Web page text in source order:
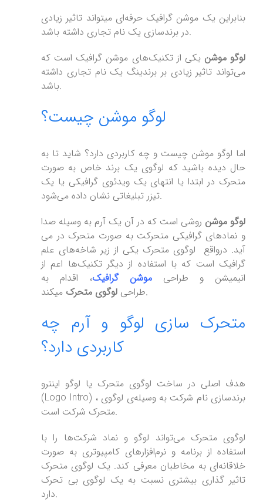
بنابراین یک موشن گرافیک حرفه‌ای میتواند تاثیر زیادی
در برندسازی یک نام تجاری داشته باشد.
لوگو موشن یکی از تکنیک‌های موشن گرافیک است که
می‌تواند تاثیر زیادی بر برندینگ یک نام تجاری داشته
باشد.
لوگو موشن چیست؟
اما لوگو موشن چیست و چه کاربردی دارد؟ شاید تا به
حال دیده باشید که لوگوی یک برند خاص به صورت
متحرک در ابتدا یا انتهای یک ویدئوی گرافیکی یا یک
تیزر تبلیغاتی نشان داده می‌شود.
لوگو موشن روشی است که در آن یک آرم به وسیله صدا
و نمادهای گرافیکی متحرکت به صورت متحرک در می
آید. درواقع لوگوی متحرک یکی از زیر شاخه‌های علم
گرافیک است که با استفاده از دیگر تکنیک‌ها اعم از
انیمیشن و طراحی موشن گرافیک، اقدام به
طراحی لوگوی متحرک میکند.
متحرک سازی لوگو و آرم چه
کاربردی دارد؟
هدف اصلی در ساخت لوگوی متحرک یا لوگو اینترو
(Logo Intro) ، برندسازی نام شرکت به وسیله‌ی لوگوی
متحرک شرکت است.
لوگوی متحرک می‌تواند لوگو و نماد شرکت‌ها را با
استفاده از برنامه و نرم‌افزارهای کامپیوتری به‌ صورت
خلاقانه‌ای به مخاطبان معرفی کند. یک لوگوی متحرک
تاثیر گذاری بیشتری نسبت به یک لوگوی بی تحرک
دارد.